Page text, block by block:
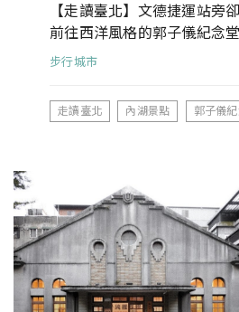
【走讀臺北】文德捷運站旁
前往西洋風格的郭子儀紀念
步行城市
走讀臺北 內湖景點 郭子儀